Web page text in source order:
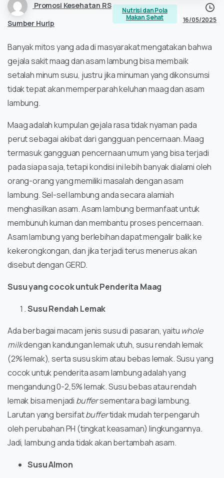
Promosi Kesehatan RS
Sumber Hurip
Nutrisi dan Pola
Makan Sehat
16/05/2025
Banyak mitos yang ada di masyarakat mengatakan bahwa
gejala sakit maag dan asam lambung bisa membaik
setalah minum susu, justru jika minuman yang dikonsumsi
tidak tepat akan memperparah keluhan maag dan asam
lambung.
Maag adalah kumpulan gejala rasa tidak nyaman pada
perut sebagai akibat dari gangguan pencernaan. Maag
termasuk gangguan pencernaan umum yang bisa terjadi
pada siapa saja, tetapi kondisi ini lebih banyak dialami oleh
orang-orang yang memiliki masalah dengan asam
lambung. Sel-sel lambung anda secara alamiah
menghasilkan asam. Asam lambung bermanfaat untuk
membunuh kuman dan membantu proses pencernaan.
Asam lambung yang berlebihan dapat mengalir balik ke
kekerongkongan, dan jika terjadi terus menerus akan
disebut dengan GERD.
Susu yang cocok untuk Penderita Maag
Susu Rendah Lemak
Ada berbagai macam jenis susu di pasaran, yaitu whole
milkdengan kandungan lemak utuh, susu rendah lemak
(2% lemak), serta susu skim atau bebas lemak. Susu yang
cocok untuk penderita asam lambung adalah yang
mengandung 0-2,5% lemak. Susu bebas atau rendah
lemak bisa menjadi buffersementara bagi lambung.
Larutan yang bersifatbuffertidak mudah terpengaruh
oleh perubahan PH (tingkat keasaman) lingkungannya.
Jadi, lambung anda tidak akan bertambah asam.
Susu Almon